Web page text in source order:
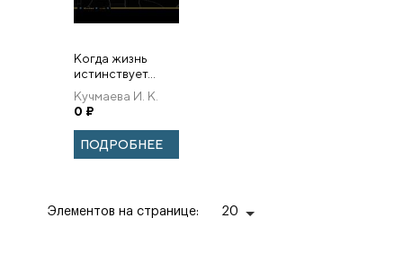
Когда жизнь
истинствует…
Культура
благотворения
Великой княгини
Елисаветы
Феодоровны
Кучмаева И. К.
0 ₽
ПОДРОБНЕЕ
Элементов на странице: 20